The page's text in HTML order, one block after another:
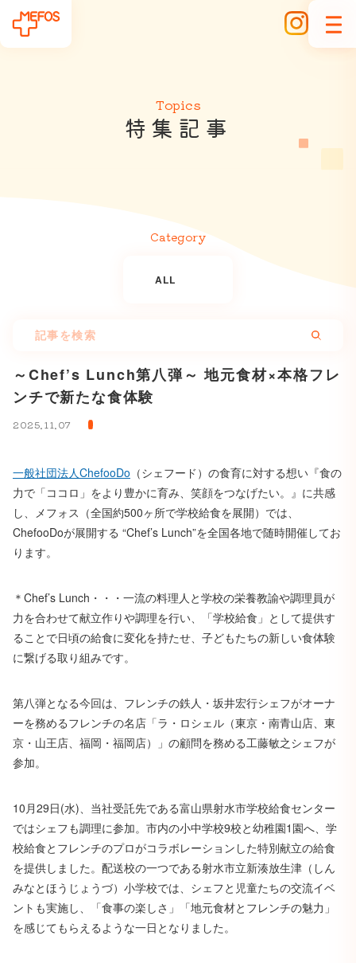
Topics
特 集 記 事
Category
ALL
～Chef’s Lunch第八弾～ 地元食材×本格フレ
ンチで新たな食体験
2025.11.07
一般社団法人ChefooDo （シェフード）の食育に対する想い『食の
力で「ココロ」をより豊かに育み、笑顔をつなげたい。』に共感
し、メフォス（全国約500ヶ所で学校給食を展開）では、
ChefooDoが展開する “Chef’s Lunch”を全国各地で随時開催してお
ります。
＊Chef’s Lunch・・・一流の料理人と学校の栄養教諭や調理員が
力を合わせて献立作りや調理を行い、「学校給食」として提供す
ることで日頃の給食に変化を持たせ、子どもたちの新しい食体験
に繋げる取り組みです。
第八弾となる今回は、フレンチの鉄人・坂井宏行シェフがオーナ
ーを務めるフレンチの名店「ラ・ロシェル（東京・南青山店、東
京・山王店、福岡・福岡店）」の顧問を務める工藤敏之シェフが
参加。
10月29日(水)、当社受託先である富山県射水市学校給食センター
ではシェフも調理に参加。市内の小中学校9校と幼稚園1園へ、学
校給食とフレンチのプロがコラボレーションした特別献立の給食
を提供しました。配送校の一つである射水市立新湊放生津（しん
みなとほうじょうづ）小学校では、シェフと児童たちの交流イベ
ントも実施し、「食事の楽しさ」「地元食材とフレンチの魅力」
を感じてもらえるような一日となりました。